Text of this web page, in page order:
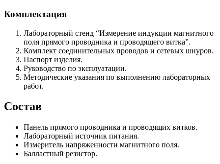
Комплектация
Лабораторный стенд “Измерение индукции магнитного
поля прямого проводника и проводящего витка”.
Комплект соединительных проводов и сетевых шнуров.
Паспорт изделия.
Руководство по эксплуатации.
Методические указания по выполнению лабораторных
работ.
Состав
Панель прямого проводника и проводящих витков.
Лабораторный источник питания.
Измеритель напряженности магнитного поля.
Балластный резистор.